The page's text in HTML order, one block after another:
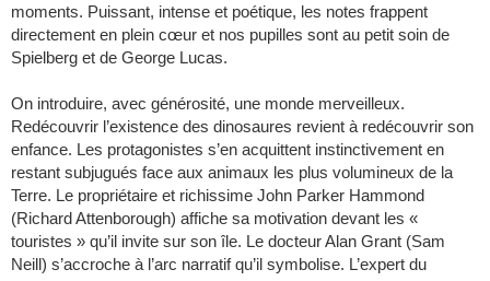
moments. Puissant, intense et poétique, les notes frappent
directement en plein cœur et nos pupilles sont au petit soin de
Spielberg et de George Lucas.
On introduire, avec générosité, une monde merveilleux.
Redécouvrir l’existence des dinosaures revient à redécouvrir son
enfance. Les protagonistes s’en acquittent instinctivement en
restant subjugués face aux animaux les plus volumineux de la
Terre. Le propriétaire et richissime John Parker Hammond
(Richard Attenborough) affiche sa motivation devant les «
touristes » qu’il invite sur son île. Le docteur Alan Grant (Sam
Neill) s’accroche à l’arc narratif qu’il symbolise. L’expert du